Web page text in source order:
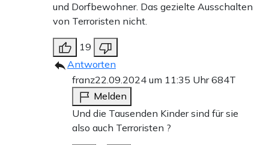
und Dorfbewohner. Das gezielte Ausschalten
von Terroristen nicht.
19
Antworten
franz22.09.2024 um 11:35 Uhr684T
Melden
Und die Tausenden Kinder sind für sie
also auch Terroristen ?